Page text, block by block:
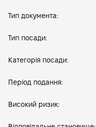
Тип документа:
Тип посади:
Категорія посади:
Період подання:
Високий ризик: